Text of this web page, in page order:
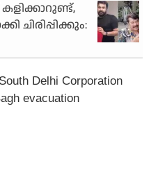
ചിരിപ്പിക്കും:
Delhi Corporation
evacuation